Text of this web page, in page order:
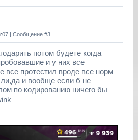
| Сообщение #3
потом будете когда
и у них все
все протестил вроде все норм
и вообще если б не
по кодированию ничего бы